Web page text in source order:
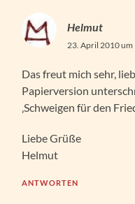
Helmut
23. April 2010
Das freut mich sehr,
Papierversion
‚Schweigen für den
Liebe Grüße
Helmut
ANTWORTEN